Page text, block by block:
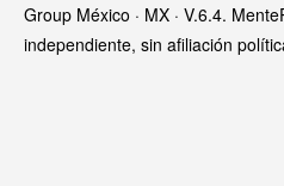
Group México · MX · V.6.4.
independiente, sin afiliación